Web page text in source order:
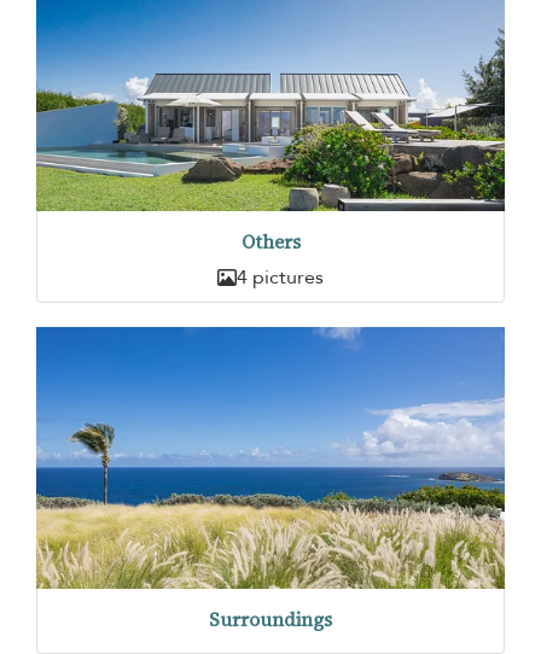
Others
4 pictures
Surroundings